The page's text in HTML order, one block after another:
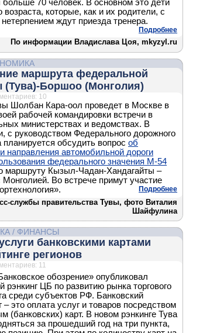
больше 70 человек. В основном это дети
возраста, которые, как и их родители, с
ждут приезда тренера.
Подробнее
По информации Владислава Цоя, mkyzyl.ru
маршрута федеральной
(Тува)-Боршоо (Монголия)
10
Шолбан Кара-оол проведет в Москве в
рабочей командировки встречи в
министерствах и ведомствах. В
с руководством Федерального дорожного
планируется обсудить вопрос об
направления автомобильной дороги
федерального значения М-54
маршруту Кызыл-Чадан-Хандагайты –
Монголией. Во встрече примут участие
Подробнее
службы правительства Тувы, фото Виталия
Шайфулина
/ ФИНАНСЫ
банковскими картами
регионов
11
обозрение» опубликовал
рэнкинг ЦБ по развитию рынка торгового
среди субъектов РФ. Банковский
– это оплата услуг и товаров посредством
(банковских) карт. В новом рэнкинге Тува
за прошедший год на три пункта,